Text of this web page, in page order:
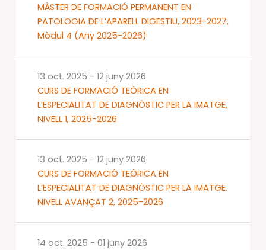
MÀSTER DE FORMACIÓ PERMANENT EN
PATOLOGIA DE L’APARELL DIGESTIU, 2023-2027,
Mòdul 4 (Any 2025-2026)
CURS DE FORMACIÓ TEÒRICA EN
L’ESPECIALITAT DE DIAGNÒSTIC PER LA IMATGE,
NIVELL 1, 2025-2026
13 oct. 2025 - 12 juny 2026
CURS DE FORMACIÓ TEÒRICA EN
L’ESPECIALITAT DE DIAGNÒSTIC PER LA IMATGE.
NIVELL AVANÇAT 2, 2025-2026
13 oct. 2025 - 12 juny 2026
14 oct. 2025 - 01 juny 2026